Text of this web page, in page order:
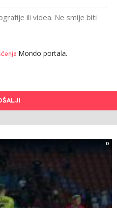
ili videa. Ne smije biti
Mondo portala.
0